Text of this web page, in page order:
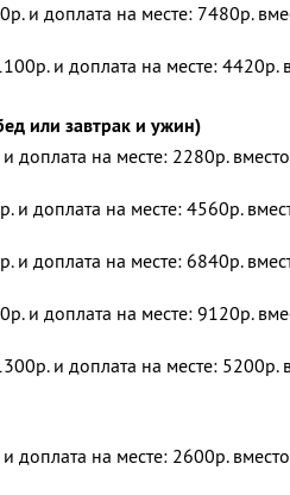
и доплата на месте: 7480р.
и доплата на месте: 4420р.
или завтрак и ужин)
доплата на месте: 2280р. вместо
и доплата на месте: 4560р.
и доплата на месте: 6840р.
и доплата на месте: 9120р.
и доплата на месте: 5200р.
доплата на месте: 2600р. вместо